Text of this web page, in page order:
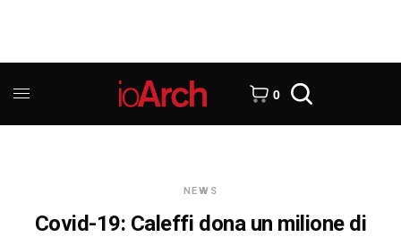
0
NEWS
Covid-19: Caleffi dona un milione di